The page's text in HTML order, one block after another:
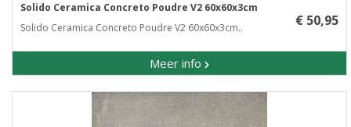
Solido Ceramica Concreto Poudre V2 60x60x3cm
Solido Ceramica Concreto Poudre V2 60x60x3cm..
Meer info
€ 50,95